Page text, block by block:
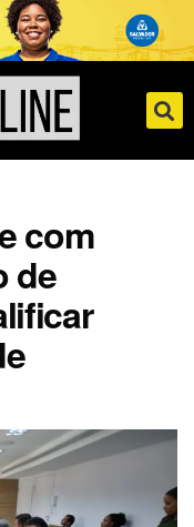
com
de